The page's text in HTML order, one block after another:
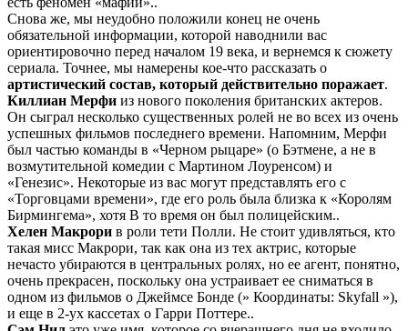
Снова же, мы неудобно положили конец не очень
обязательной информации, которой наводнили вас
ориентировочно перед началом 19 века, и вернемся к сюжету
сериала. Точнее, мы намерены кое-что рассказать о
артистический состав, который действительно поражает.
Киллиан Мерфи из нового поколения британских актеров.
Он сыграл несколько существенных ролей не во всех из очень
успешных фильмов последнего времени. Напомним, Мерфи
был частью команды в «Черном рыцаре» (о Бэтмене, а не в
возмутительной комедии с Мартином Лоуренсом) и
«Генезис». Некоторые из вас могут представлять его с
«Торговцами времени», где его роль была близка к «Королям
Бирмингема», хотя В то время он был полицейским..
Хелен Макрори в роли тети Полли. Не стоит удивляться, кто
такая мисс Макрори, так как она из тех актрис, которые
нечасто убираются в центральных ролях, но ее агент, понятно,
очень прекрасен, поскольку она устраивает ее сниматься в
одном из фильмов о Джеймсе Бонде (» Координаты: Skyfall »),
и еще в 2-ух кассетах о Гарри Поттере..